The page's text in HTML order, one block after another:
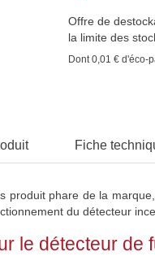
Offre de
la limite des
Dont0,01 € d'éco-
Fiche
produit phare de la
du détecteur
le détecteur de